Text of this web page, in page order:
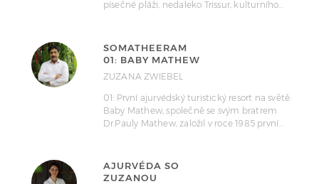
písečné pláži, nedaleko Trissur, kulturního…
SOMATHEERAM
01: BABY MATHEW
ZUZANA ZWIEBEL
01: První ajurvédský turistický resort na světě:
Baby Mathew, společně se svým bratrem
Dr.Pauly Mathew, založil v roce 1985 první…
AJURVÉDA SO
ZUZANOU